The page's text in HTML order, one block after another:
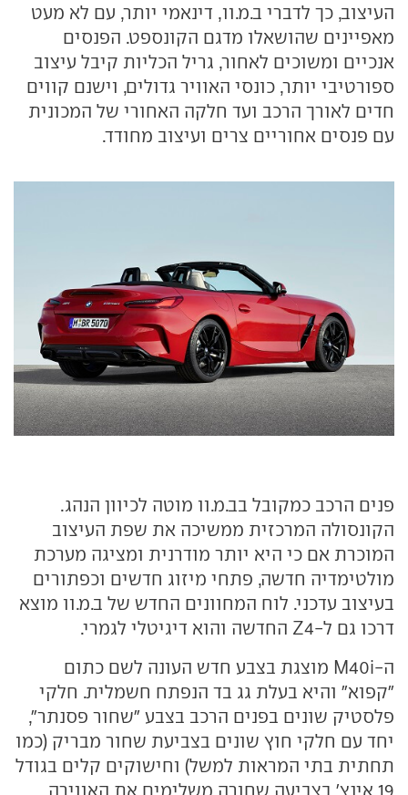
העיצוב, כך לדברי ב.מ.וו, דינאמי יותר, עם לא מעט
מאפיינים שהושאלו מדגם הקונספט. הפנסים
אנכיים ומשוכים לאחור, גריל הכליות קיבל עיצוב
ספורטיבי יותר, כונסי האוויר גדולים, וישנם קווים
חדים לאורך הרכב ועד חלקה האחורי של המכונית
עם פנסים אחוריים צרים ועיצוב מחודד.
פנים הרכב כמקובל בב.מ.וו מוטה לכיוון הנהג.
הקונסולה המרכזית ממשיכה את שפת העיצוב
המוכרת אם כי היא יותר מודרנית ומציגה מערכת
מולטימדיה חדשה, פתחי מיזוג חדשים וכפתורים
בעיצוב עדכני. לוח המחוונים החדש של ב.מ.וו מוצא
דרכו גם ל-Z4 החדשה והוא דיגיטלי לגמרי.
ה-M40i מוצגת בצבע חדש העונה לשם כתום
"קפוא" והיא בעלת גג בד הנפתח חשמלית. חלקי
פלסטיק שונים בפנים הרכב בצבע "שחור פסנתר",
יחד עם חלקי חוץ שונים בצביעת שחור מבריק (כמו
תחתית בתי המראות למשל) וחישוקים קלים בגודל
19 אינץ' בצביעה שחורה משלימים את האווירה